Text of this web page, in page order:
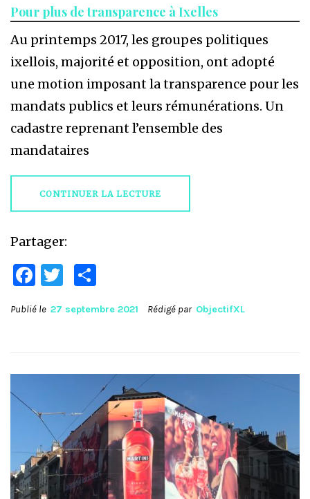
Pour plus de transparence à Ixelles
Au printemps 2017, les groupes politiques
ixellois, majorité et opposition, ont adopté
une motion imposant la transparence pour les
mandats publics et leurs rémunérations. Un
cadastre reprenant l’ensemble des
mandataires
CONTINUER LA LECTURE
Partager:
Facebook
Twitter
Publié le 27 septembre 2021 Rédigé par ObjectifXL